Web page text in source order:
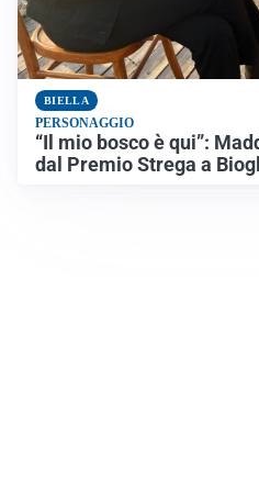
BIELLA
PERSONAGGIO
“Il mio bosco è qui”:
dal Premio Strega a